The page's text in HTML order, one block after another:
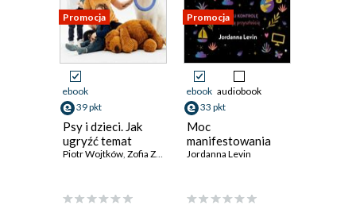
Promocja
ebook
39 pkt
Psy i dzieci. Jak
ugryźć temat
Piotr Wojtków Zofia Zaniewska-Wojtków
Promocja
ebook audiobook
33 pkt
Moc
manifestowania
Jordanna Levin